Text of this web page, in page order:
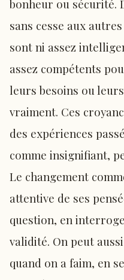
bonheur ou sécurité.
sans cesse aux
sont ni assez
assez compétents
leurs besoins ou
vraiment. Ces
des expériences
comme insignifiant,
Le changement
attentive de ses
question, en
validité. On peut
quand on a faim, en